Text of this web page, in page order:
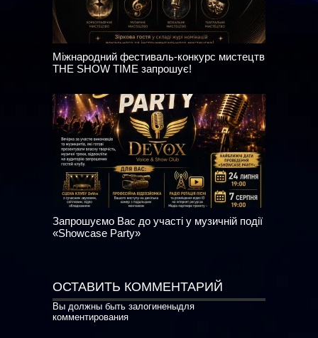
Міжнародний фестиваль-конкурс мистецтв
THE SHOW TIME запрошує!
Запрошуємо Вас до участі у музичній події
«Showcase Party»
ОСТАВИТЬ КОММЕНТАРИЙ
Вы должны быть залогиненыдля
комментирования